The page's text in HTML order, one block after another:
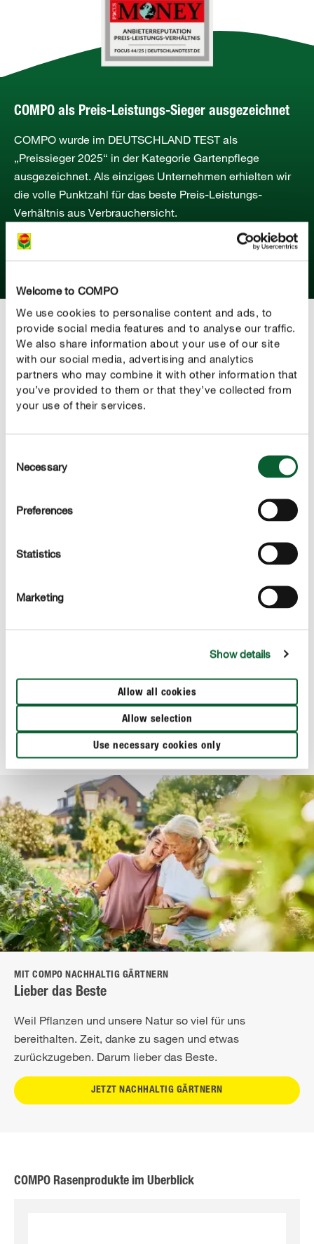
Welcome to COMPO
We use cookies to personalise content and ads, to
provide social media features and to analyse our traffic.
We also share information about your use of our site
with our social media, advertising and analytics
partners who may combine it with other information that
you’ve provided to them or that they’ve collected from
your use of their services.
Selection
Necessary
Preferences
Statistics
Marketing
Show details
Allow all cookies
Allow selection
Use necessary cookies only
COMPO als Preis-Leistungs-Sieger ausgezeichnet
COMPO wurde im DEUTSCHLAND TEST als
„Preissieger 2025“ in der Kategorie Gartenpflege
ausgezeichnet. Als einziges Unternehmen erhielten wir
die volle Punktzahl für das beste Preis-Leistungs-
Verhältnis aus Verbrauchersicht.
NEUPRODUKTE IM ÜBERBLICK
Was gibt's Neues?
COMPO BIO Bodenschutz Pellets
MIT COMPO NACHHALTIG GÄRTNERN
Lieber das Beste
Weil Pflanzen und unsere Natur so viel für uns
bereithalten. Zeit, danke zu sagen und etwas
zurückzugeben. Darum lieber das Beste.
JETZT NACHHALTIG GÄRTNERN
COMPO Rasenprodukte im Überblick